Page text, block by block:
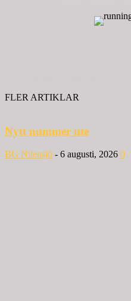
FLER ARTIKLAR
Nytt nummer ute
BG Nilensjö - 6 augusti, 2026 0